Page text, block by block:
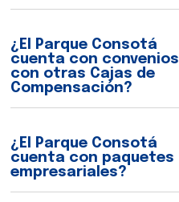
¿El Parque Consotá
cuenta con convenios
con otras Cajas de
Compensación?
¿El Parque Consotá
cuenta con paquetes
empresariales?